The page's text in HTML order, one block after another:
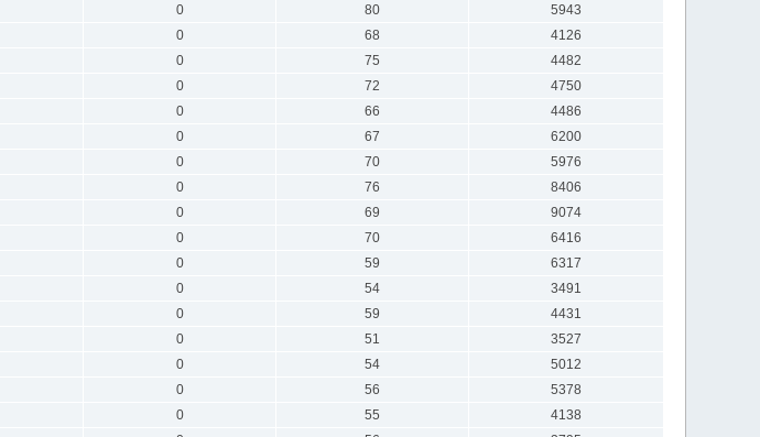
0 80
5943
0 68
4126
0 75
4482
0 72
4750
0 66
4486
0 67
6200
0 70
5976
0 76
8406
0 69
9074
0 70
6416
0 59
6317
0 54
3491
0 59
4431
0 51
3527
0 54
5012
0 56
5378
0 55
4138